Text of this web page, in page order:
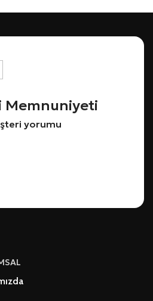
Memnuniyeti
yorumu